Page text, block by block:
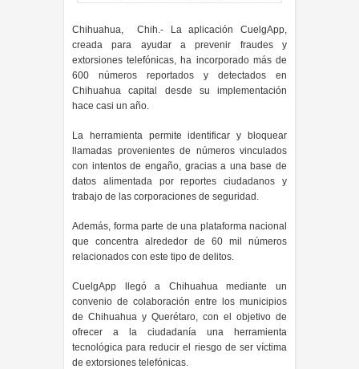
Chihuahua, Chih.- La aplicación CuelgApp,
creada para ayudar a prevenir fraudes y
extorsiones telefónicas, ha incorporado más de
600 números reportados y detectados en
Chihuahua capital desde su implementación
hace casi un año.
La herramienta permite identificar y bloquear
llamadas provenientes de números vinculados
con intentos de engaño, gracias a una base de
datos alimentada por reportes ciudadanos y
trabajo de las corporaciones de seguridad.
Además, forma parte de una plataforma nacional
que concentra alrededor de 60 mil números
relacionados con este tipo de delitos.
CuelgApp llegó a Chihuahua mediante un
convenio de colaboración entre los municipios
de Chihuahua y Querétaro, con el objetivo de
ofrecer a la ciudadanía una herramienta
tecnológica para reducir el riesgo de ser víctima
de extorsiones telefónicas.